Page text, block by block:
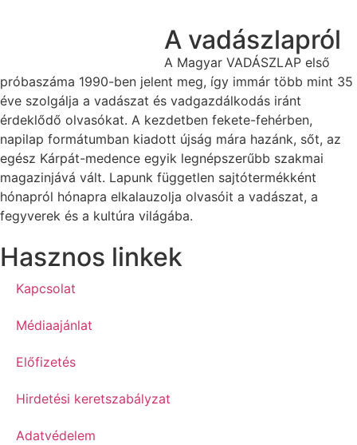
A vadászlapról
A Magyar VADÁSZLAP első
próbaszáma 1990-ben jelent meg, így immár több mint 35
éve szolgálja a vadászat és vadgazdálkodás iránt
érdeklődő olvasókat. A kezdetben fekete-fehérben,
napilap formátumban kiadott újság mára hazánk, sőt, az
egész Kárpát-medence egyik legnépszerűbb szakmai
magazinjává vált. Lapunk független sajtótermékként
hónapról hónapra elkalauzolja olvasóit a vadászat, a
fegyverek és a kultúra világába.
Hasznos linkek
Kapcsolat
Médiaajánlat
Előfizetés
Hirdetési keretszabályzat
Adatvédelem